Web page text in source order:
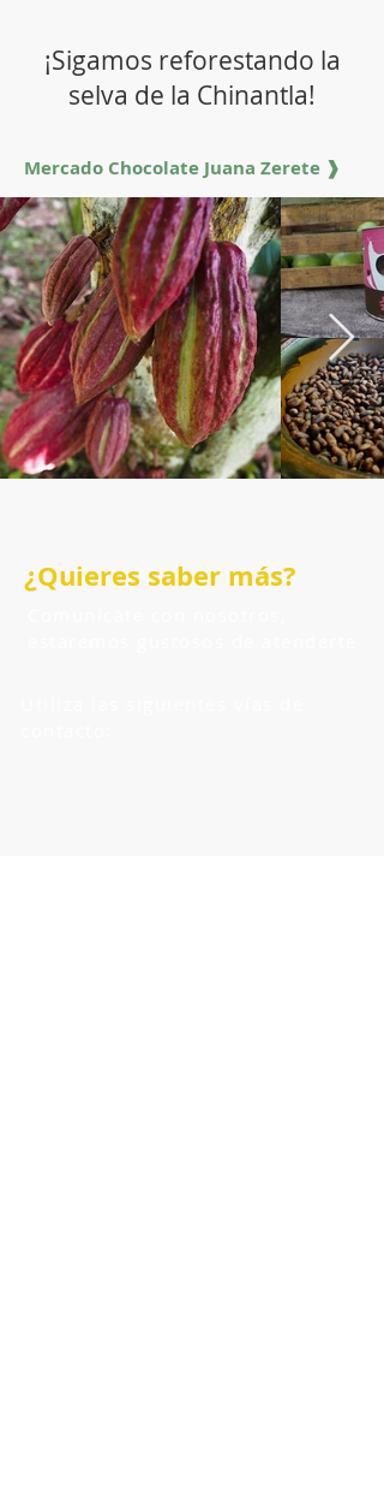
¡Sigamos reforestando la
selva de la Chinantla!
Mercado Chocolate Juana Zerete ❱
¿Quieres saber más?